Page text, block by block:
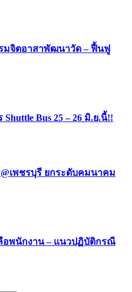
จิตอาสาพัฒนาวัด – ฟื้นฟู
Bus 25 – 26 มิ.ย.นี้!!
@เพชรบุรี ยกระดับคมนาคม
อพนักงาน – แนวปฏิบัติกรณี